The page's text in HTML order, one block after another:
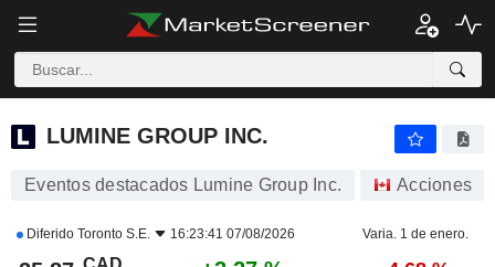
LUMINE GROUP INC.
LUMINE GROUP INC.
Eventos destacados Lumine Group Inc. Acciones
Diferido Toronto S.E. 16:23:41 07/08/2026 Varia. 1 de enero.